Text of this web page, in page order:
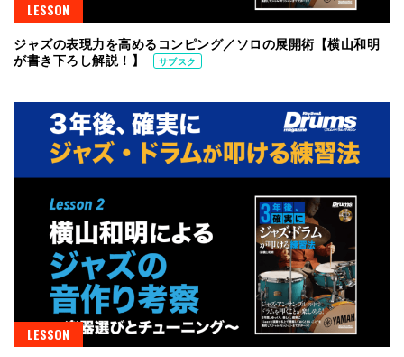
LESSON
ジャズの表現力を高めるコンピング／ソロの展開術【横山和明
が書き下ろし解説！】
サブスク
LESSON